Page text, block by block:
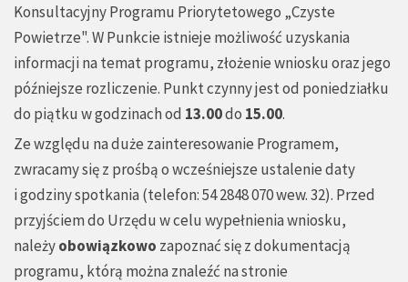
Konsultacyjny Programu Priorytetowego „Czyste
Powietrze". W Punkcie istnieje możliwość uzyskania
informacji na temat programu, złożenie wniosku oraz jego
późniejsze rozliczenie. Punkt czynny jest od poniedziałku
do piątku w godzinach od 13.00do 15.00.
Ze względu na duże zainteresowanie Programem,
zwracamy się z prośbą o wcześniejsze ustalenie daty
i godziny spotkania (telefon: 54 2848 070 wew. 32). Przed
przyjściem do Urzędu w celu wypełnienia wniosku,
należyobowiązkowo zapoznać się z dokumentacją
programu, którą można znaleźć na stronie